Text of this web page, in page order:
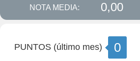
NOTA MEDIA: 0,00
PUNTOS (último mes) 0